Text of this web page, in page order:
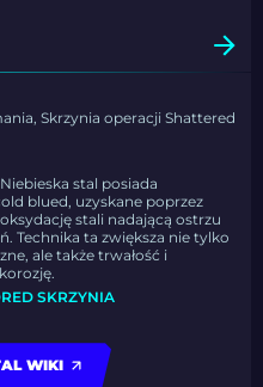
Skrzynia operacji Shattered
stal posiada
blued, uzyskane poprzez
stali nadającą ostrzu
Technika ta zwiększa nie tylko
ale także trwałość i
SKRZYNIA
WIKI